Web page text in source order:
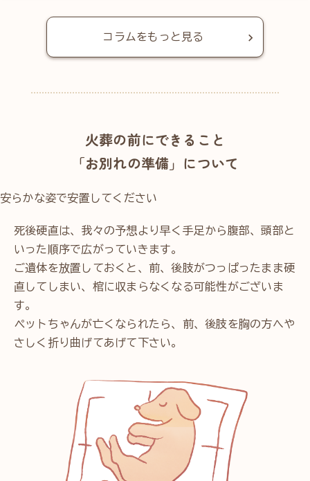
コラムをもっと見る
火葬の前にできること
「お別れの準備」について
安らかな姿で安置してください
死後硬直は、我々の予想より早く手足から腹部、頭部と
いった順序で広がっていきます。
ご遺体を放置しておくと、前、後肢がつっぱったまま硬
直してしまい、棺に収まらなくなる可能性がございま
す。
ペットちゃんが亡くなられたら、前、後肢を胸の方へや
さしく折り曲げてあげて下さい。